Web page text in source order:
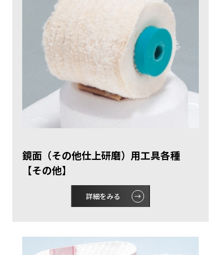
鏡面（その他仕上研磨）用工具各種
【その他】
詳細をみる